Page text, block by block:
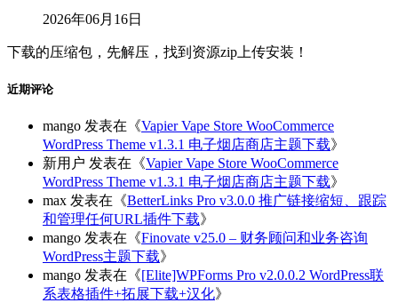
2026年06月16日
下载的压缩包，先解压，找到资源zip上传安装！
近期评论
mango 发表在《Vapier Vape Store WooCommerce
WordPress Theme v1.3.1 电子烟店商店主题下载》
新用户 发表在《Vapier Vape Store WooCommerce
WordPress Theme v1.3.1 电子烟店商店主题下载》
max 发表在《BetterLinks Pro v3.0.0 推广链接缩短、跟踪
和管理任何URL插件下载》
mango 发表在《Finovate v25.0 – 财务顾问和业务咨询
WordPress主题下载》
mango 发表在《[Elite]WPForms Pro v2.0.0.2 WordPress联
系表格插件+拓展下载+汉化》